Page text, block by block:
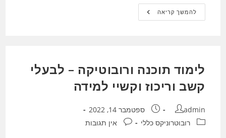
להמשך קריאההפעלת
תוכנה
למידה
לימוד תוכנה ורובוטיקה – לבעלי
קשב וריכוז וקשיי למידה
מחבר:
admin פורסם:ספטמבר 14, 2022
קטגוריה:רובוטרוניקס כללי תגובות:אין תגובות